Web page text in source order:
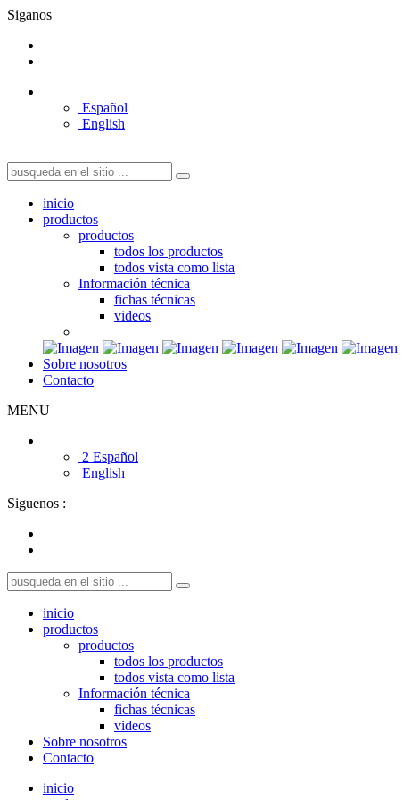
Siganos
Español
English
inicio
productos
productos
todos los productos
todos vista como lista
Información técnica
fichas técnicas
videos
Sobre nosotros
Contacto
MENU
2 Español
English
Siguenos :
inicio
productos
productos
todos los productos
todos vista como lista
Información técnica
fichas técnicas
videos
Sobre nosotros
Contacto
inicio